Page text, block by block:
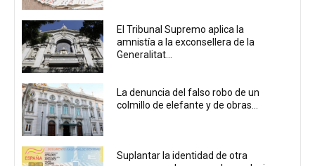
El Tribunal Supremo aplica la
amnistía a la exconsellera de la
Generalitat...
La denuncia del falso robo de un
colmillo de elefante y de obras...
Suplantar la identidad de otra